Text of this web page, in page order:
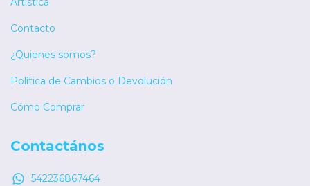
Contacto
¿Quienes somos?
Política de Cambios o Devolución
Cómo Comprar
Contactános
542236867464